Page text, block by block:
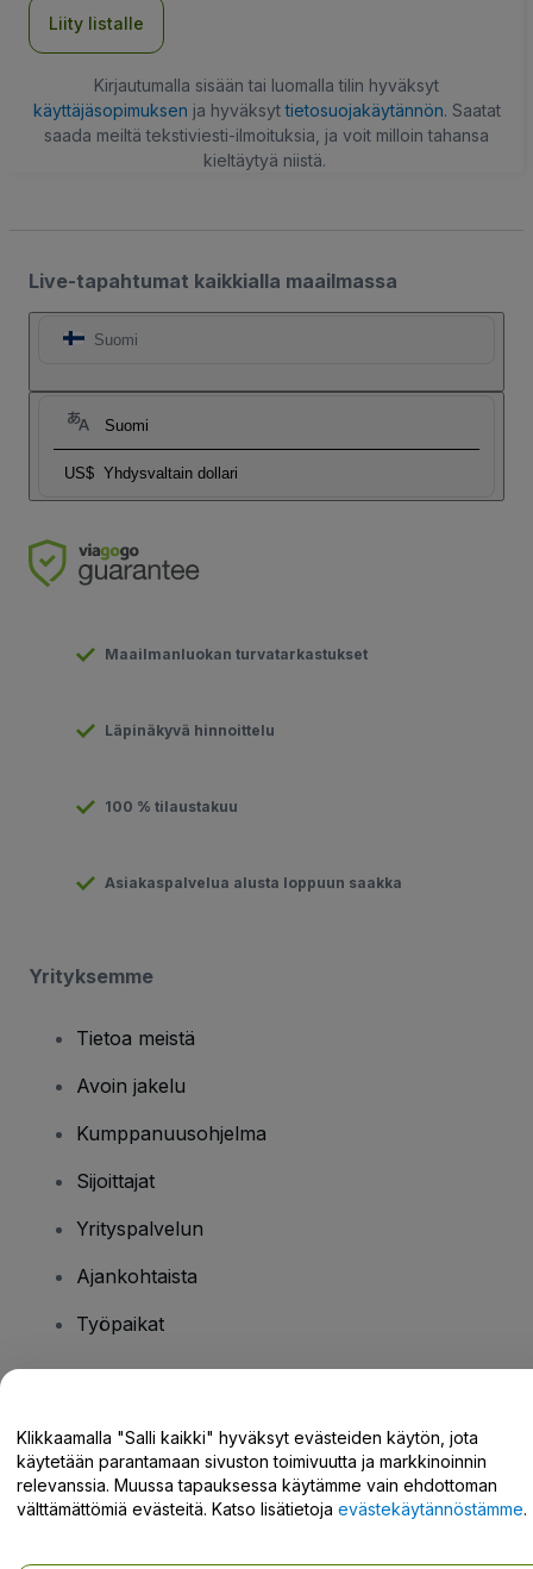
Liity listalle
Kirjautumalla sisään tai luomalla tilin hyväksyt
käyttäjäsopimuksen ja hyväksyttietosuojakäytännön. Saatat
saada meiltä tekstiviesti-ilmoituksia, ja voit milloin tahansa
kieltäytyä niistä.
Live-tapahtumat kaikkialla maailmassa
Suomi
Suomi
US$ Yhdysvaltain dollari
Maailmanluokan turvatarkastukset
Läpinäkyvä hinnoittelu
100 % tilaustakuu
Asiakaspalvelua alusta loppuun saakka
Yrityksemme
Tietoa meistä
Avoin jakelu
Kumppanuusohjelma
Sijoittajat
Yrityspalvelun
Ajankohtaista
Työpaikat
Tukikeskus / Ota meihin yhteyttä
Klikkaamalla "Salli kaikki" hyväksyt evästeiden käytön, jota
käytetään parantamaan sivuston toimivuutta ja markkinoinnin
relevanssia. Muussa tapauksessa käytämme vain ehdottoman
välttämättömiä evästeitä. Katso lisätietoja evästekäytännöstämme.